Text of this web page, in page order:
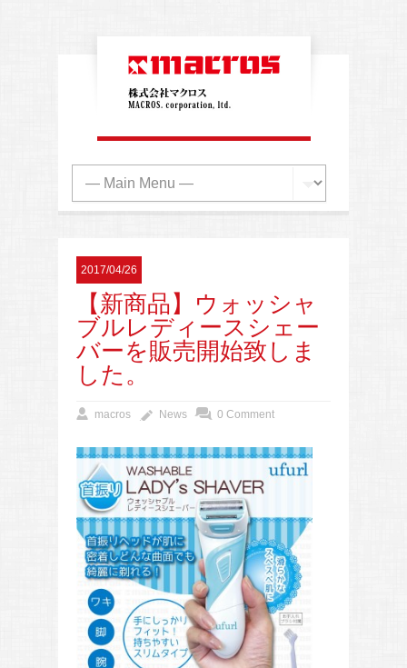
2017/04/26
【新商品】ウォッシャ
ブルレディースシェー
バーを販売開始致しま
した。
macros News 0 Comment